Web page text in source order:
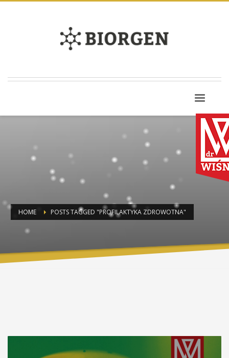
HOME POSTS TAGGED "PROFILAKTYKA ZDROWOTNA"